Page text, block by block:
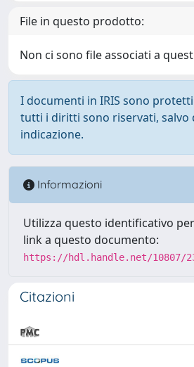
File in questo prodotto:
Non ci sono file associati a
I documenti in IRIS sono
tutti i diritti sono riservati, salvo
indicazione.
Informazioni
Utilizza questo identificativo
link a questo documento:
https://hdl.handle.net/10807/
Citazioni